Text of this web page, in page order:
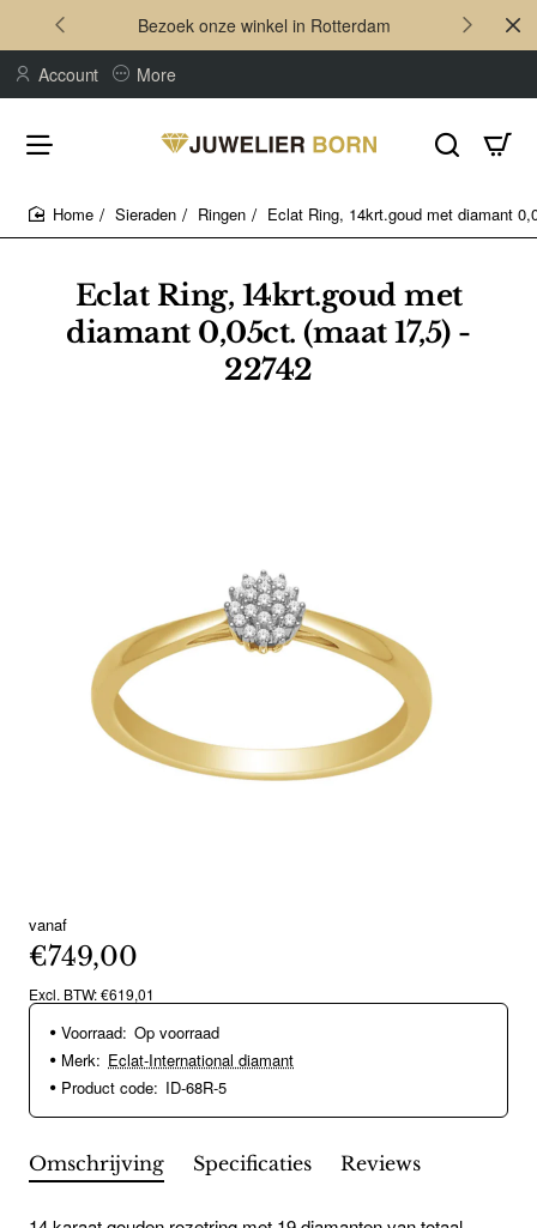
Bezoek onze winkel in Rotterdam
Account More
Eclat Ring, 14krt.goud met
diamant 0,05ct. (maat 17,5) -
22742
Sieraden Ringen Eclat Ring, 14krt.goud met diamant
vanaf
€749,00
Excl. BTW: €619,01
Voorraad: Op voorraad
Merk: Eclat-International diamant
Product code: ID-68R-5
Omschrijving Specificaties Reviews